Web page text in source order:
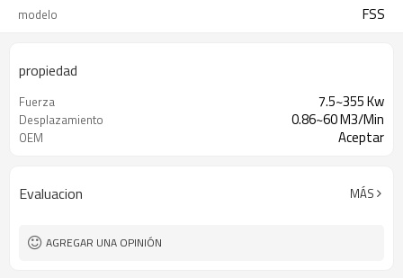
modelo FSS
propiedad
Fuerza 7.5~355 Kw
Desplazamiento 0.86~60 M3/Min
OEM Aceptar
Evaluacion MÁS
AGREGAR UNA OPINIÓN